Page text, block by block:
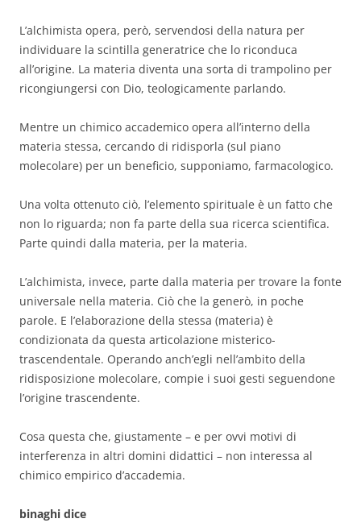
L’alchimista opera, però, servendosi della natura per
individuare la scintilla generatrice che lo riconduca
all’origine. La materia diventa una sorta di trampolino per
ricongiungersi con Dio, teologicamente parlando.
Mentre un chimico accademico opera all’interno della
materia stessa, cercando di ridisporla (sul piano
molecolare) per un beneficio, supponiamo, farmacologico.
Una volta ottenuto ciò, l’elemento spirituale è un fatto che
non lo riguarda; non fa parte della sua ricerca scientifica.
Parte quindi dalla materia, per la materia.
L’alchimista, invece, parte dalla materia per trovare la fonte
universale nella materia. Ciò che la generò, in poche
parole. E l’elaborazione della stessa (materia) è
condizionata da questa articolazione misterico-
trascendentale. Operando anch’egli nell’ambito della
ridisposizione molecolare, compie i suoi gesti seguendone
l’origine trascendente.
Cosa questa che, giustamente – e per ovvi motivi di
interferenza in altri domini didattici – non interessa al
chimico empirico d’accademia.
binaghi dice